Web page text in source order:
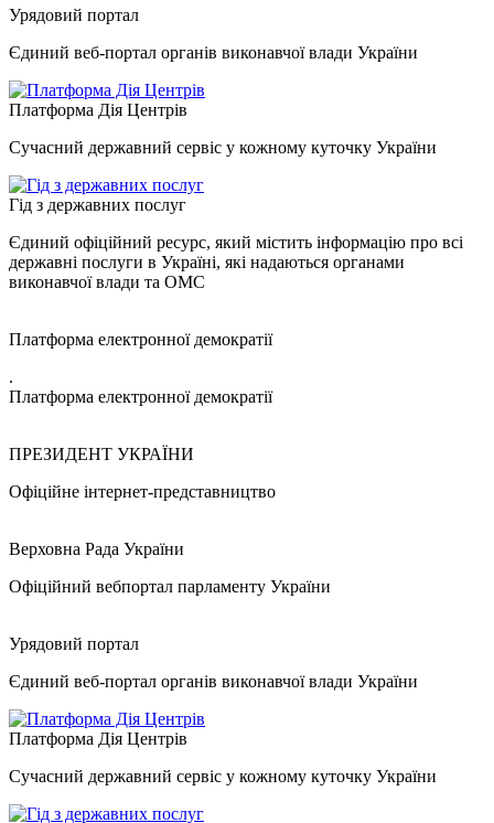
Урядовий портал
Єдиний веб-портал органів виконавчої влади України
Платформа Дія Центрів
Сучасний державний сервіс у кожному куточку України
Гід з державних послуг
Єдиний офіційний ресурс, який містить інформацію про всі
державні послуги в Україні, які надаються органами
виконавчої влади та ОМС
Платформа електронної демократії
.
Платформа електронної демократії
ПРЕЗИДЕНТ УКРАЇНИ
Офіційне інтернет-представництво
Верховна Рада України
Офіційний вебпортал парламенту України
Урядовий портал
Єдиний веб-портал органів виконавчої влади України
Платформа Дія Центрів
Сучасний державний сервіс у кожному куточку України